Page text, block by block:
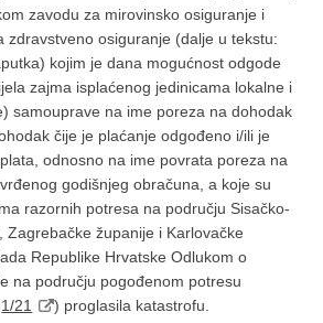
zavodu za mirovinsko osiguranje i
zdravstveno osiguranje (dalje u tekstu:
kojim je dana mogućnost odgode
zajma isplaćenog jedinicama lokalne i
samouprave na ime poreza na dohodak
čije je plaćanje odgođeno i/ili je
odnosno na ime povrata poreza na
godišnjeg obračuna, a koje su
razornih potresa na području Sisačko-
Zagrebačke županije i Karlovačke
Republike Hrvatske Odlukom o
na području pogođenom potresu
1/21 ) proglasila katastrofu.